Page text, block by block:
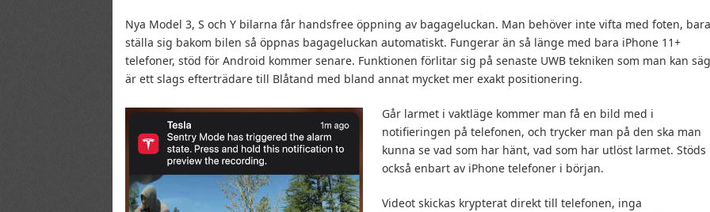
Nya Model 3, S och Y bilarna får handsfree öppning av bagageluckan. Man behöver inte vifta med foten, bara
ställa sig bakom bilen så öppnas bagageluckan automatiskt. Fungerar än så länge med bara iPhone 11+
telefoner, stöd för Android kommer senare. Funktionen förlitar sig på senaste UWB tekniken som man kan
är ett slags efterträdare till Blåtand med bland annat mycket mer exakt positionering.
Går larmet i vaktläge kommer man få en bild med i
notifieringen på telefonen, och trycker man på den ska man
kunna se vad som har hänt, vad som har utlöst larmet. Stöds
också enbart av iPhone telefoner i början.
Videot skickas krypterat direkt till telefonen, inga